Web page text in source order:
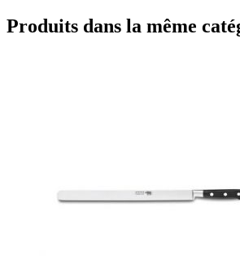
Produits dans la même